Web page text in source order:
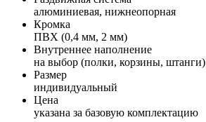
алюминиевая, нижнеопорная
Кромка
ПВХ (0,4 мм, 2 мм)
Внутреннее наполнение
на выбор (полки, корзины, штанги)
Размер
индивидуальный
Цена
указана за базовую комплектацию